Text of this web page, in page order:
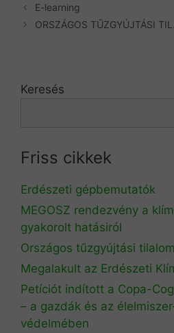
E-learning
ORSZÁGOS TŰZGYÚJTÁSI
Keresés
Friss cikkek
Erdészeti gépbemutatók
MEGOSZ rendezvény a
gyakorolt hatásiról
Országos tűzgyújtási
Megalakult az Erdészeti
Petíciót indított a Copa-
– a gazdák és az
védelmében